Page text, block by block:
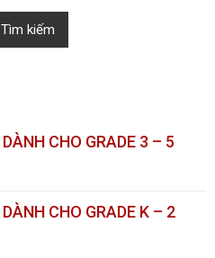
CHO GRADE 3 – 5
CHO GRADE K – 2